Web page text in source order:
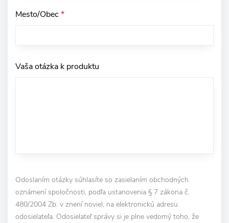
Mesto/Obec*
Vaša otázka k produktu
Odoslaním otázky súhlasíte so zasielaním obchodných
oznámení spoločnosti, podľa ustanovenia § 7 zákona č.
480/2004 Zb. v znení noviel, na elektronickú adresu
odosielateľa. Odosielateľ správy si je plne vedomý toho, že